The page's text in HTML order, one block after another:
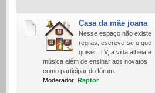
Casa da mãe joana
Nesse espaço não existe
regras, escreve-se o que
quiser: TV, a vida alheia e
música além de ensinar aos novatos
como participar do fórum.
Moderador: Raptor